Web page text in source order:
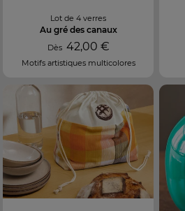
Lot de 4 verres
Au gré des canaux
Dès 42,00 €
Motifs artistiques multicolores